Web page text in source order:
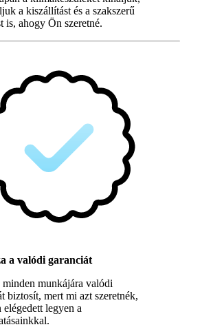
a kiszállítást és a szakszerű
is, ahogy Ön szeretné.
a valódi garanciát
munkájára valódi
biztosít, mert mi azt szeretnék,
legyen a